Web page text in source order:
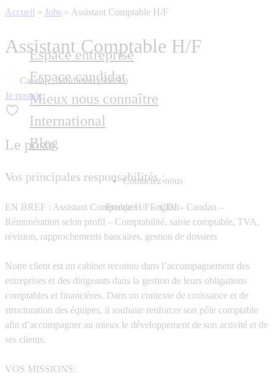
Espace entreprise
Espace candidat
Mieux nous connaître
International
Blog
Contactez-nous
Français English
Accueil » Jobs » Assistant Comptable H/F
Assistant Comptable H/F
Caudan , Morbihan (56850)
Je postule
Le poste
Vos principales responsabilités :
EN BREF : Assistant Comptable H/F – CDI – Caudan –
Rémunération selon profil – Comptabilité, saisie comptable, TVA,
révision, rapprochements bancaires, gestion de dossiers
Notre client est un cabinet reconnu dans l’accompagnement des
entreprises et des dirigeants dans la gestion de leurs obligations
comptables et financières. Dans un contexte de croissance et de
structuration des équipes, il souhaite renforcer son pôle comptable
afin d’accompagner au mieux le développement de son activité et de
ses clients.
VOS MISSIONS: